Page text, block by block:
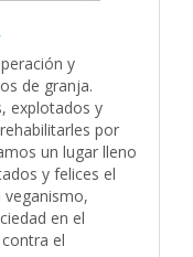
y
de granja.
explotados y
por
un lugar lleno
y felices el
en el
el